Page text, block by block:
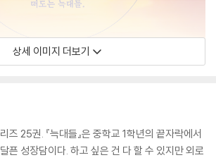
상세 이미지 더보기
즈 25권. 『늑대들』은 중학교 1학년의 끝자락에서
픈 성장담이다. 하고 싶은 건 다 할 수 있지만 외로